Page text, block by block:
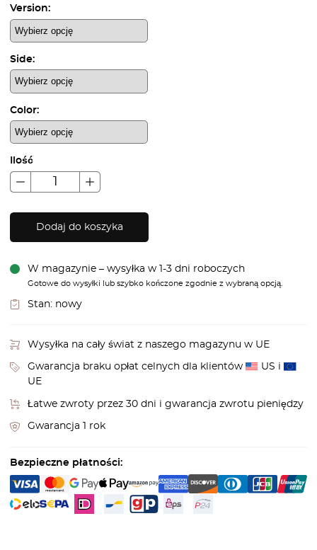
Version:
Side:
Color:
Ilość
Dodaj do koszyka
W magazynie – wysyłka w 1-3 dni roboczych
Gotowe do wysyłki lub szybko kończone zgodnie z wybraną opcją.
Stan: nowy
Wysyłka na cały świat z naszego magazynu w UE
Gwarancja braku opłat celnych dla klientów
US i
UE
Łatwe zwroty przez 30 dni i gwarancja zwrotu pieniędzy
Gwarancja 1 rok
Bezpieczne płatności: